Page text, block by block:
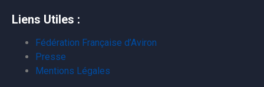
Liens Utiles :
Fédération Française d’Aviron
Presse
Mentions Légales